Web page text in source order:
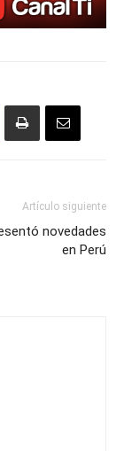
Artículo siguiente
novedades
en Perú